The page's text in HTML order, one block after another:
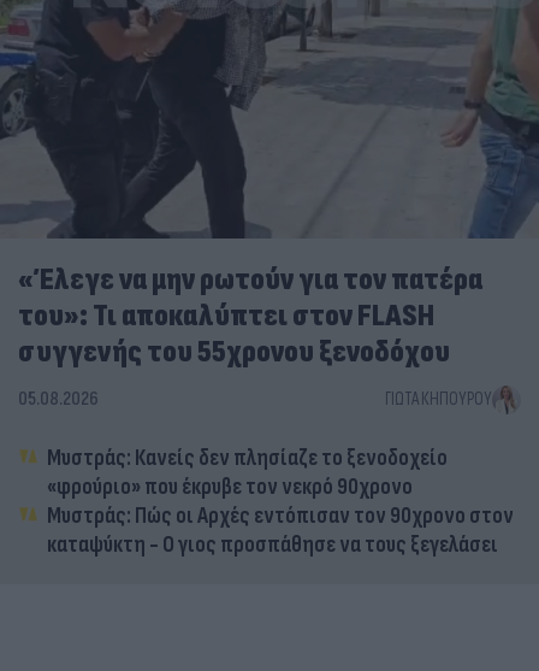
«Έλεγε να μην ρωτούν για τον πατέρα
του»: Τι αποκαλύπτει στον FLASH
συγγενής του 55χρονου ξενοδόχου
05.08.2026 ΓΙΏΤΑ ΚΗΠΟΥΡΟΎ
Μυστράς: Κανείς δεν πλησίαζε το ξενοδοχείο
«φρούριο» που έκρυβε τον νεκρό 90χρονο
Μυστράς: Πώς οι Αρχές εντόπισαν τον 90χρονο στον
καταψύκτη - Ο γιος προσπάθησε να τους ξεγελάσει